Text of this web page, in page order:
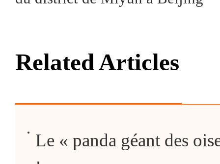
Related Articles
Le « panda géant des